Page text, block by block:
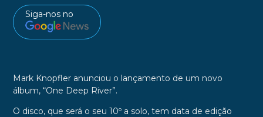
Siga-nos no
Mark Knopfler anunciou o lançamento de um novo
álbum, “One Deep River”.
O disco, que será o seu 10º a solo, tem data de edição